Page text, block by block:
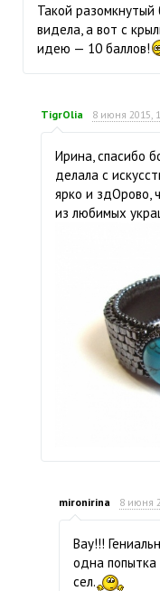
Такой разомкнутый
видела, а вот с
идею — 10 баллов!
TigrOlia 8 июня 2015,
Ирина, спасибо
делала с
ярко и здОрово,
из любимых
mironirina 8 июня
Вау!!!
одна попытка
сел.